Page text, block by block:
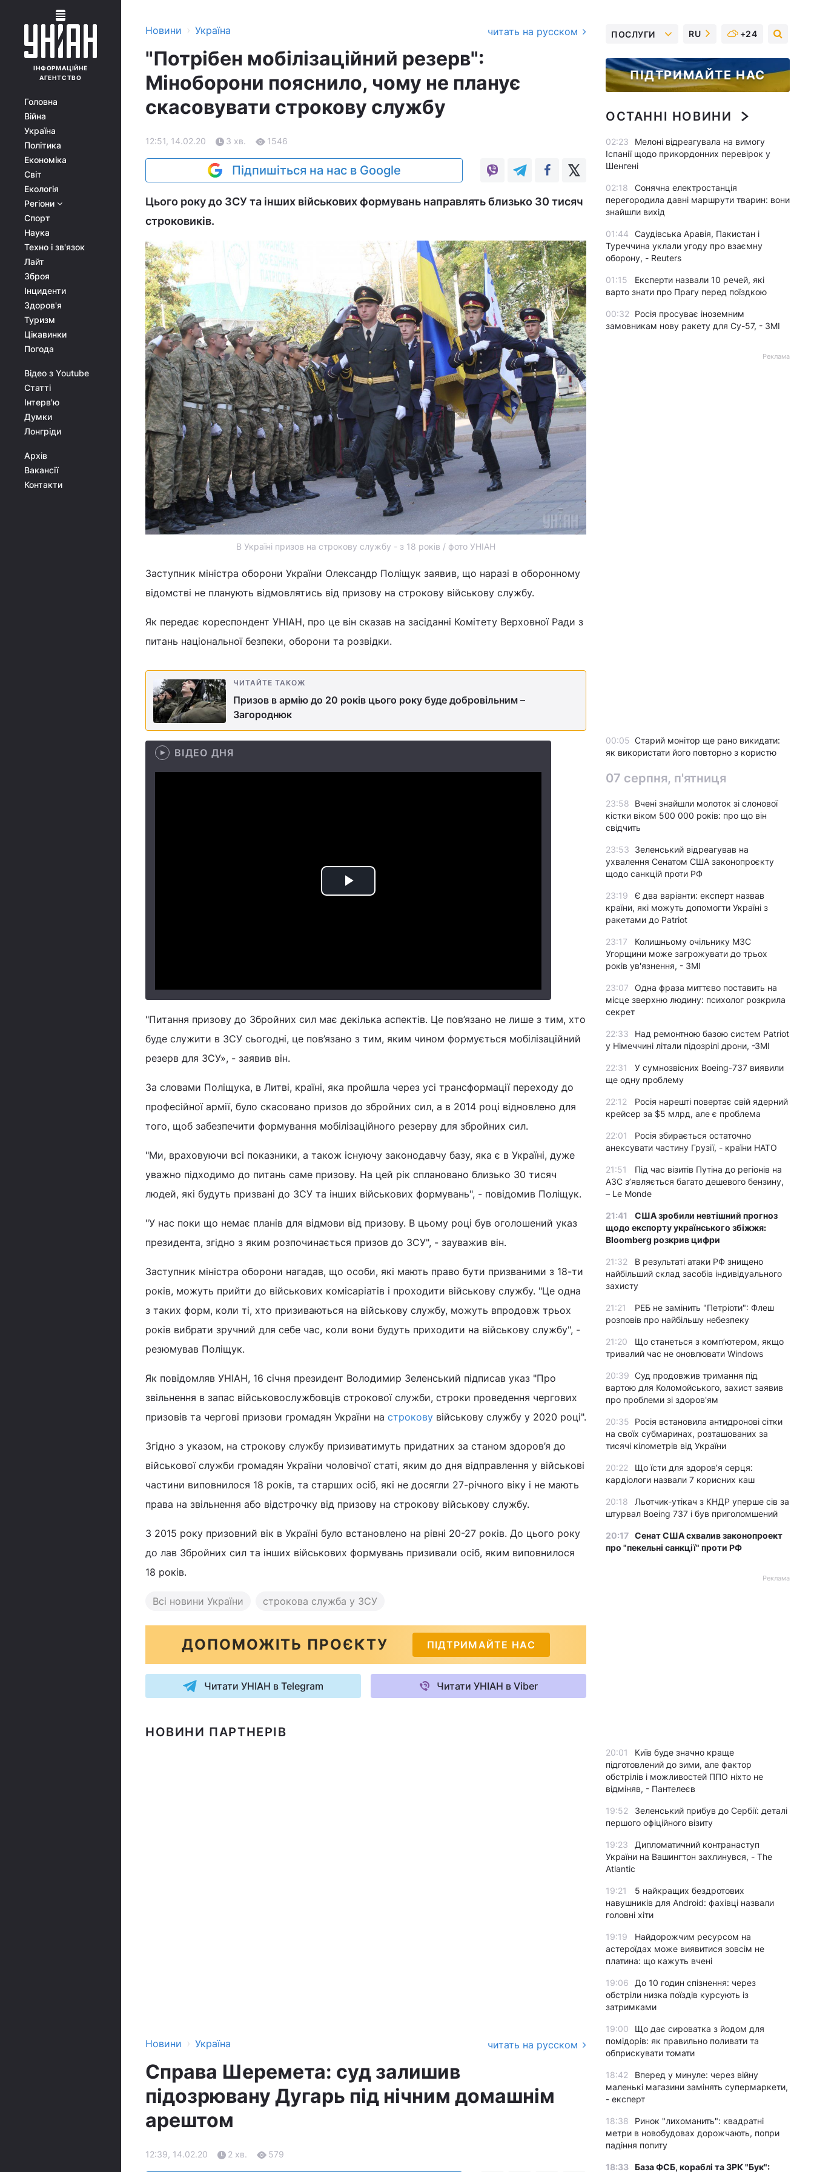
ІНФОРМАЦІЙНЕ
АГЕНТСТВО
Головна
Війна
Україна
Політика
Економіка
Світ
Екологія
Регіони
Спорт
Наука
Техно і зв'язок
Лайт
Зброя
Інциденти
Здоров'я
Туризм
Цікавинки
Погода
Відео з Youtube
Статті
Інтерв'ю
Думки
Лонгріди
Архів
Вакансії
Контакти
Новини › Україна читать на русском
"Потрібен мобілізаційний резерв":
Міноборони пояснило, чому не планує
скасовувати строкову службу
12:51, 14.02.20 3 хв. 1546
Підпишіться на нас в Google
Цього року до ЗСУ та інших військових формувань направлять близько 30 тисяч
строковиків.
В Україні призов на строкову службу - з 18 років / фото УНІАН
Заступник міністра оборони України Олександр Поліщук заявив, що наразі в оборонному
відомстві не планують відмовлятись від призову на строкову військову службу.
Як передає кореспондент УНІАН, про це він сказав на засіданні Комітету Верховної Ради з
питань національної безпеки, оборони та розвідки.
ЧИТАЙТЕ ТАКОЖ
Призов в армію до 20 років цього року буде добровільним –
Загороднюк
ВІДЕО ДНЯ
Play
"Питання призову до Збройних сил має декілька аспектів. Це пов’язано не лише з тим, хто
буде служити в ЗСУ сьогодні, це пов’язано з тим, яким чином формується мобілізаційний
резерв для ЗСУ», - заявив він.
За словами Поліщука, в Литві, країні, яка пройшла через усі трансформації переходу до
професійної армії, було скасовано призов до збройних сил, а в 2014 році відновлено для
того, щоб забезпечити формування мобілізаційного резерву для збройних сил.
"Ми, враховуючи всі показники, а також існуючу законодавчу базу, яка є в Україні, дуже
уважно підходимо до питань саме призову. На цей рік сплановано близько 30 тисяч
людей, які будуть призвані до ЗСУ та інших військових формувань", - повідомив Поліщук.
"У нас поки що немає планів для відмови від призову. В цьому році був оголошений указ
президента, згідно з яким розпочинається призов до ЗСУ", - зауважив він.
Заступник міністра оборони нагадав, що особи, які мають право бути призваними з 18-ти
років, можуть прийти до військових комісаріатів і проходити військову службу. "Це одна
з таких форм, коли ті, хто призиваються на військову службу, можуть впродовж трьох
років вибрати зручний для себе час, коли вони будуть приходити на військову службу", -
резюмував Поліщук.
Як повідомляв УНІАН, 16 січня президент Володимир Зеленський підписав указ "Про
звільнення в запас військовослужбовців строкової служби, строки проведення чергових
призовів та чергові призови громадян України на строкову військову службу у 2020 році".
Згідно з указом, на строкову службу призиватимуть придатних за станом здоров’я до
військової служби громадян України чоловічої статі, яким до дня відправлення у військові
частини виповнилося 18 років, та старших осіб, які не досягли 27-річного віку і не мають
права на звільнення або відстрочку від призову на строкову військову службу.
З 2015 року призовний вік в Україні було встановлено на рівні 20-27 років. До цього року
до лав Збройних сил та інших військових формувань призивали осіб, яким виповнилося
18 років.
Всі новини України строкова служба у ЗСУ
ДОПОМОЖІТЬ ПРОЄКТУ ПІДТРИМАЙТЕ НАС
Читати УНІАН в Telegram Читати УНІАН в Viber
НОВИНИ ПАРТНЕРІВ
Новини › Україна читать на русском
Справа Шеремета: суд залишив
підозрювану Дугарь під нічним домашнім
арештом
12:39, 14.02.20 2 хв. 579
ПОСЛУГИ RU +24
ПІДТРИМАЙТЕ НАС
ОСТАННІ НОВИНИ
02:23
Мелоні відреагувала на вимогу
Іспанії щодо прикордонних перевірок у
Шенгені
02:18
Сонячна електростанція
перегородила давні маршрути тварин: вони
знайшли вихід
01:44
Саудівська Аравія, Пакистан і
Туреччина уклали угоду про взаємну
оборону, - Reuters
01:15
Експерти назвали 10 речей, які
варто знати про Прагу перед поїздкою
00:32
Росія просуває іноземним
замовникам нову ракету для Су-57, - ЗМІ
Реклама
00:05 Старий монітор ще рано викидати:
як використати його повторно з користю
07 серпня, п'ятниця
23:58
Вчені знайшли молоток зі слонової
кістки віком 500 000 років: про що він
свідчить
23:53
Зеленський відреагував на
ухвалення Сенатом США законопроєкту
щодо санкцій проти РФ
23:19
Є два варіанти: експерт назвав
країни, які можуть допомогти Україні з
ракетами до Patriot
23:17
Колишньому очільнику МЗС
Угорщини може загрожувати до трьох
років ув'язнення, - ЗМІ
23:07
Одна фраза миттєво поставить на
місце зверхню людину: психолог розкрила
секрет
22:33
Над ремонтною базою систем Patriot
у Німеччині літали підозрілі дрони, -ЗМІ
22:31
У сумнозвісних Boeing-737 виявили
ще одну проблему
22:12
Росія нарешті повертає свій ядерний
крейсер за $5 млрд, але є проблема
22:01
Росія збирається остаточно
анексувати частину Грузії, - країни НАТО
21:51
Під час візитів Путіна до регіонів на
АЗС з’являється багато дешевого бензину,
– Le Monde
21:41
США зробили невтішний прогноз
щодо експорту українського збіжжя:
Bloomberg розкрив цифри
21:32
В результаті атаки РФ знищено
найбільший склад засобів індивідуального
захисту
21:21
РЕБ не замінить "Петріоти": Флеш
розповів про найбільшу небезпеку
21:20
Що станеться з комп’ютером, якщо
тривалий час не оновлювати Windows
20:39 Суд продовжив тримання під
вартою для Коломойського, захист заявив
про проблеми зі здоров'ям
20:35
Росія встановила антидронові сітки
на своїх субмаринах, розташованих за
тисячі кілометрів від України
20:22
Що їсти для здоров’я серця:
кардіологи назвали 7 корисних каш
20:18
Льотчик-утікач з КНДР уперше сів за
штурвал Boeing 737 і був приголомшений
20:17 Сенат США схвалив законопроект
про "пекельні санкції" проти РФ
Реклама
20:01
Київ буде значно краще
підготовлений до зими, але фактор
обстрілів і можливостей ППО ніхто не
відміняв, - Пантелеєв
19:52
Зеленський прибув до Сербії: деталі
першого офіційного візиту
19:23
Дипломатичний контранаступ
України на Вашингтон захлинувся, - The
Atlantic
19:21
5 найкращих бездротових
навушників для Android: фахівці назвали
головні хіти
19:19
Найдорожчим ресурсом на
астероїдах може виявитися зовсім не
платина: що кажуть вчені
19:06
До 10 годин спізнення: через
обстріли низка поїздів курсують із
затримками
19:00
Що дає сироватка з йодом для
помідорів: як правильно поливати та
обприскувати томати
18:42
Вперед у минуле: через війну
маленькі магазини замінять супермаркети,
- експерт
18:38
Ринок "лихоманить": квадратні
метри в новобудовах дорожчають, попри
падіння попиту
18:33 База ФСБ, кораблі та ЗРК "Бук":